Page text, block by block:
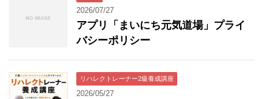
2026/07/27
アプリ「まいにち元気道場」プライ
バシーポリシー
リハレクトレーナー2級養成講座
2026/05/27